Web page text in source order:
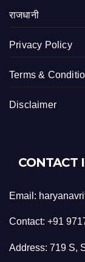
राजधानी
Privacy Policy
Terms &
Disclaimer
CONTACT
Email:
Contact: +91
Address: 719 S,